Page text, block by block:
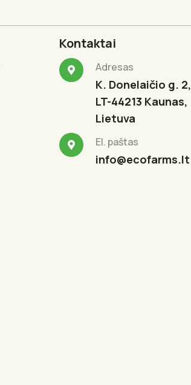
Kontaktai
Adresas
K. Donelaičio g. 2,
LT-44213 Kaunas,
Lietuva
El. paštas
info@ecofarms.lt